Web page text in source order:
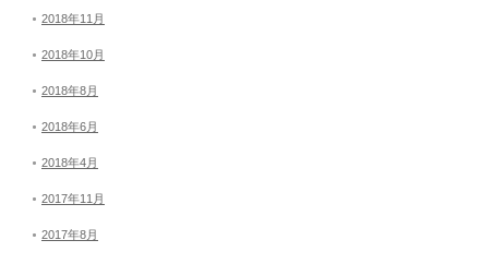
2018年11月
2018年10月
2018年8月
2018年6月
2018年4月
2017年11月
2017年8月